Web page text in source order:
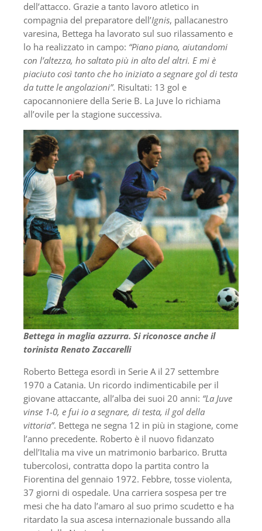
dell’attacco. Grazie a tanto lavoro atletico in
compagnia del preparatore dell’Ignis, pallacanestro
varesina, Bettega ha lavorato sul suo rilassamento e
lo ha realizzato in campo: “Piano piano, aiutandomi
con l’altezza, ho saltato più in alto del altri. E mi è
piaciuto così tanto che ho iniziato a segnare gol di testa
da tutte le angolazioni”. Risultati: 13 gol e
capocannoniere della Serie B. La Juve lo richiama
all’ovile per la stagione successiva.
Bettega in maglia azzurra. Si riconosce anche il
torinista Renato Zaccarelli
Roberto Bettega esordì in Serie A il 27 settembre
1970 a Catania. Un ricordo indimenticabile per il
giovane attaccante, all’alba dei suoi 20 anni: “La Juve
vinse 1-0, e fui io a segnare, di testa, il gol della
vittoria”. Bettega ne segna 12 in più in stagione, come
l’anno precedente. Roberto è il nuovo fidanzato
dell’Italia ma vive un matrimonio barbarico. Brutta
tubercolosi, contratta dopo la partita contro la
Fiorentina del gennaio 1972. Febbre, tosse violenta,
37 giorni di ospedale. Una carriera sospesa per tre
mesi che ha dato l’amaro al suo primo scudetto e ha
ritardato la sua ascesa internazionale bussando alla